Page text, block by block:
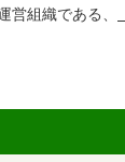
組織である、